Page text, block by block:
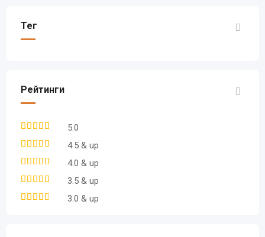
Тег
Рейтинги
5.0
4.5 & up
4.0 & up
3.5 & up
3.0 & up